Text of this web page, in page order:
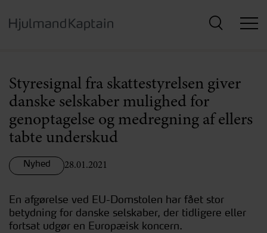
hovedindhold
Styresignal fra skattestyrelsen giver
danske selskaber mulighed for
genoptagelse og medregning af ellers
tabte underskud
Nyhed 28.01.2021
En afgørelse ved EU-Domstolen har fået stor
betydning for danske selskaber, der tidligere eller
fortsat udgør en Europæisk koncern.